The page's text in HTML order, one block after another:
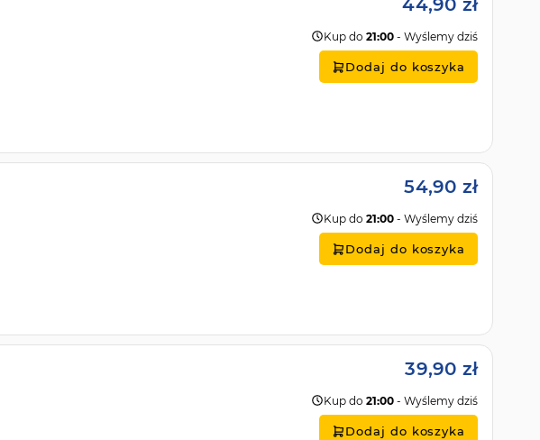
Kup do 21:00 - Wyślemy dziś
Dodaj do koszyka
54,90 zł
Kup do 21:00 - Wyślemy dziś
Dodaj do koszyka
39,90 zł
Kup do 21:00 - Wyślemy dziś
Dodaj do koszyka